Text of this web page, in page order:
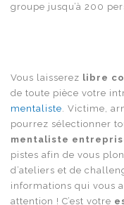
groupe jusqu’à 200
Vous laisserez libre
de toute pièce votre
mentaliste . Victime,
pourrez sélectionner
mentaliste
pistes afin de vous
d’ateliers et de
informations qui vous
attention ! C’est votre